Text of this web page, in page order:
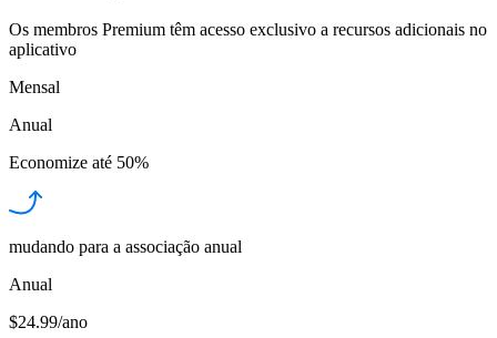
Os membros Premium têm acesso exclusivo a recursos adicionais no
aplicativo
Mensal
Anual
Economize até 50%
mudando para a associação anual
Anual
$24.99/ano